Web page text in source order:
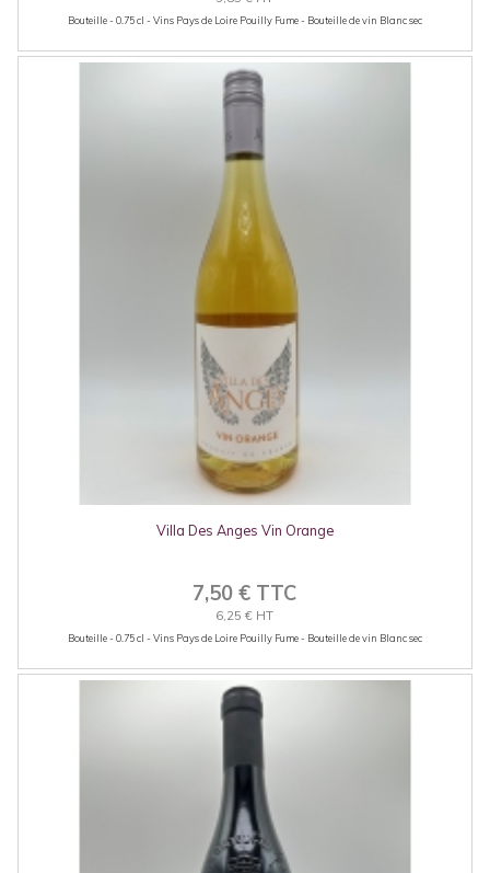
Bouteille - 0.75 cl - Vins Pays de Loire Pouilly Fume - Bouteille de vin Blanc sec
Villa Des Anges Vin Orange
7,50 € TTC
6,25 € HT
Bouteille - 0.75 cl - Vins Pays de Loire Pouilly Fume - Bouteille de vin Blanc sec